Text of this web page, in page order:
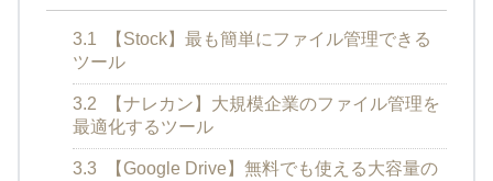
3.1
【Stock】最も簡単にファイル管理できる
ツール
3.2
【ナレカン】大規模企業のファイル管理を
最適化するツール
3.3
【Google Drive】無料でも使える大容量の